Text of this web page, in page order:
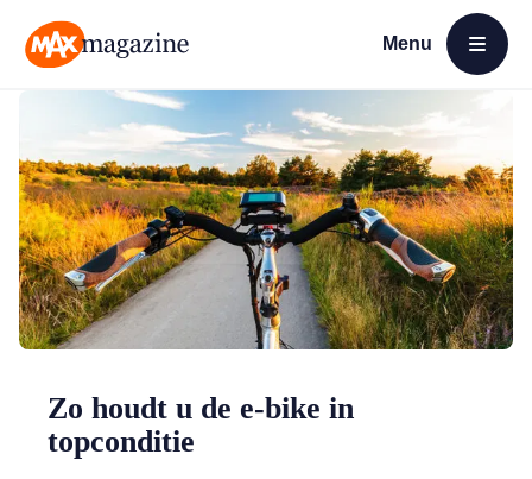
Menu
Open menu
Zo houdt u de e-bike in
topconditie